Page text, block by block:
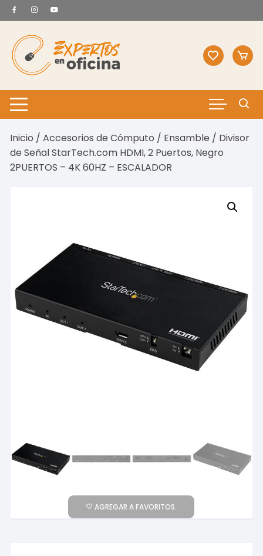
Saltar
al
contenido
Inicio /Accesorios de Cómputo / Ensamble / Divisor
de Señal StarTech.com HDMI, 2 Puertos, Negro
2PUERTOS – 4K 60HZ – ESCALADOR
AGREGAR A FAVORITOS.